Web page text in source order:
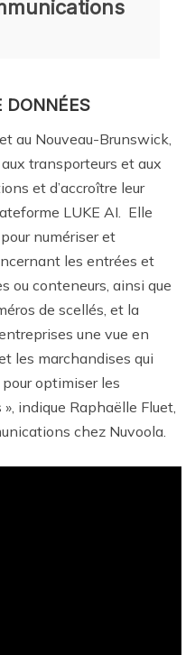
DONNÉES
au Nouveau-Brunswick,
transporteurs et aux
et d’accroître leur
LUKE AI. Elle
numériser et
les entrées et
ou conteneurs, ainsi que
de scellés, et la
une vue en
les marchandises qui
optimiser les
indique Raphaëlle Fluet,
chez Nuvoola.